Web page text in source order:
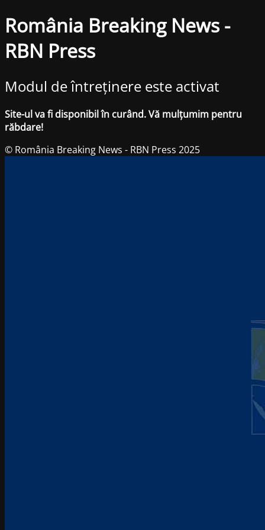
România Breaking News -
RBN Press
Modul de întreținere este activat
Site-ul va fi disponibil în curând. Vă mulțumim pentru
răbdare!
© România Breaking News - RBN Press 2025